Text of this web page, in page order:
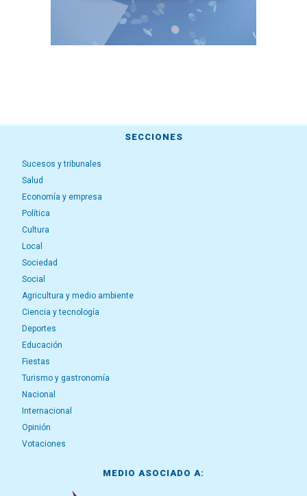
SECCIONES
Sucesos y tribunales
Salud
Economía y empresa
Política
Cultura
Local
Sociedad
Social
Agricultura y medio ambiente
Ciencia y tecnología
Deportes
Educación
Fiestas
Turismo y gastronomía
Nacional
Internacional
Opinión
Votaciones
MEDIO ASOCIADO A: